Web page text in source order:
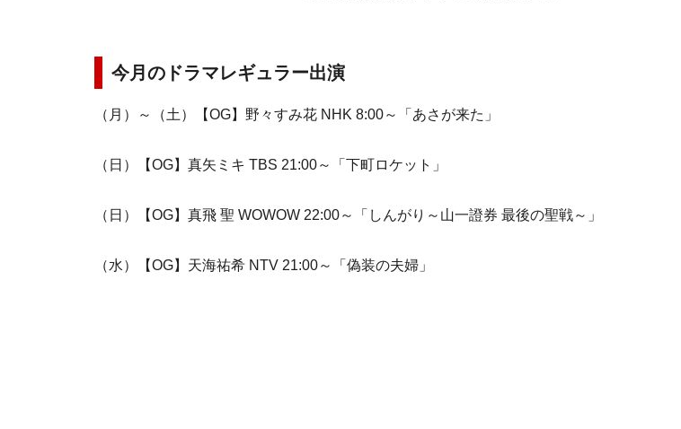
今月のドラマレギュラー出演
（月）～（土）【OG】野々すみ花 NHK 8:00～「あさが来た」
（日）【OG】真矢ミキ TBS 21:00～「下町ロケット」
（日）【OG】真飛 聖 WOWOW 22:00～「しんがり～山一證券 最後の聖戦～」
（水）【OG】天海祐希 NTV 21:00～「偽装の夫婦」